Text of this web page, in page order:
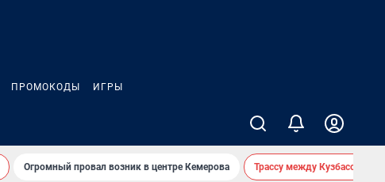
ПРОМОКОДЫ ИГРЫ
Огромный провал возник в центре Кемерова Трассу между Кузбассом и